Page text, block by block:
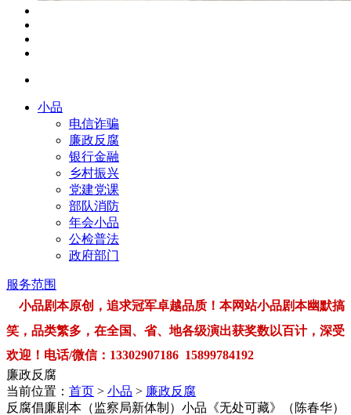
小品
电信诈骗
廉政反腐
银行金融
乡村振兴
党建党课
部队消防
年会小品
公检普法
政府部门
服务范围
小品剧本原创，追求冠军卓越品质！本网站小品剧本幽默搞
笑，品类繁多，在全国、省、地各级演出获奖数以百计，深受
欢迎！电话/微信：13302907186 15899784192
廉政反腐
当前位置： 首页 > 小品 > 廉政反腐
反腐倡廉剧本（监察局新体制）小品《无处可藏》（陈春华）